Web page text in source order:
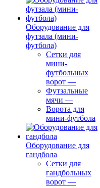
Оборудование для
футзала (мини-
футбола)
Сетки для
мини-
футбольных
ворот —
Футзальные
мячи —
Ворота для
мини-футбола
Оборудование для
гандбола
Сетки для
гандбольных
ворот —